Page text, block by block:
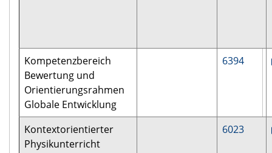
Kompetenzbereich
Bewertung und
Orientierungsrahmen
Globale Entwicklung
6394
Kontextorientierter
Physikunterricht
6023